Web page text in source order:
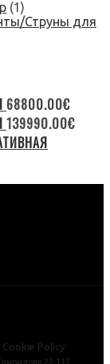
(1)
Струны для
68800.00€
139990.00€
Cookie Policy
22-117